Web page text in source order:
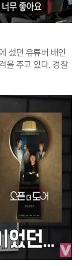
섰던 유튜버 배인
을 주고 있다. 경찰